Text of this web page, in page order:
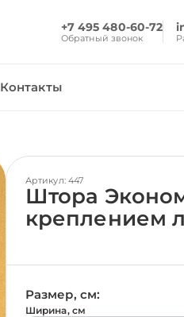
+7 495 480-60-72
Обратный звонок
Контакты
Артикул: 447
Штора
креплением
Размер, см:
Ширина, см